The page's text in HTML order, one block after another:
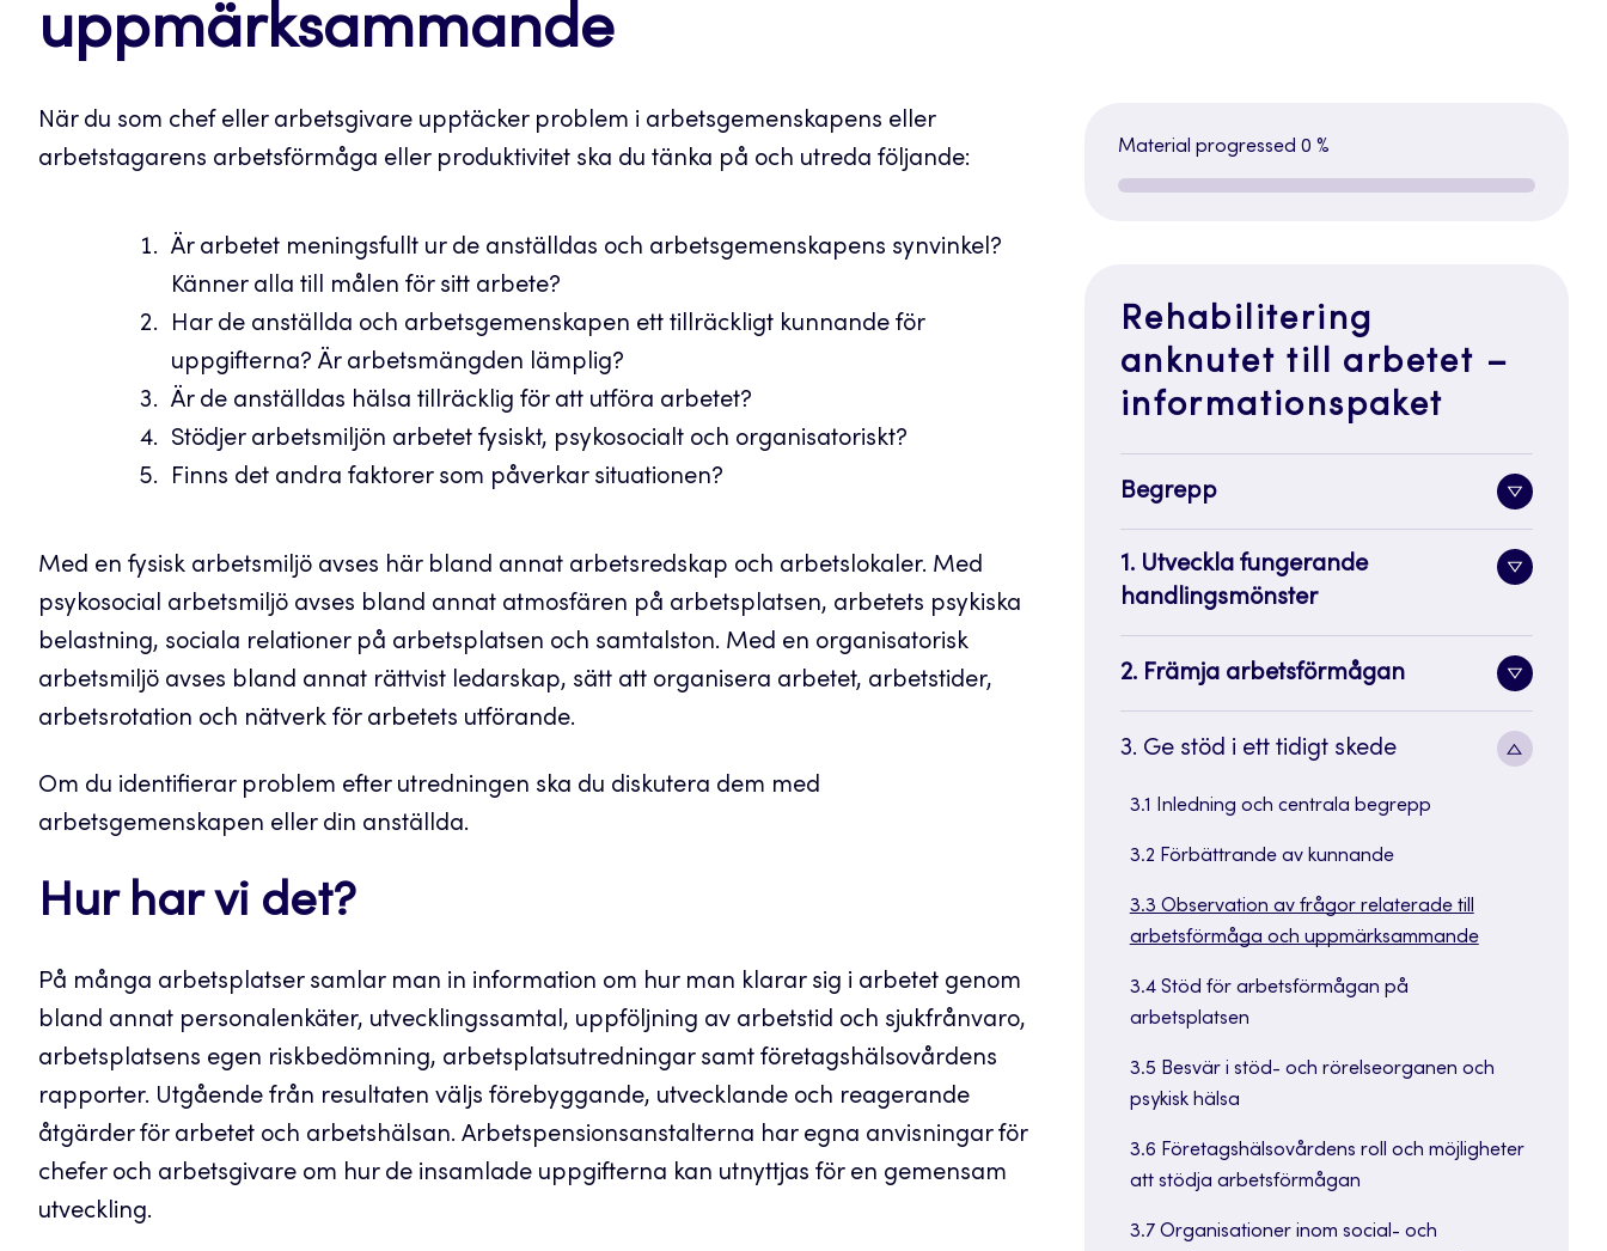
uppmärksammande
När du som chef eller arbetsgivare upptäcker problem i arbetsgemenskapens eller
arbetstagarens arbetsförmåga eller produktivitet ska du tänka på och utreda följande:
Är arbetet meningsfullt ur de anställdas och arbetsgemenskapens synvinkel?
Känner alla till målen för sitt arbete?
Har de anställda och arbetsgemenskapen ett tillräckligt kunnande för
uppgifterna? Är arbetsmängden lämplig?
Är de anställdas hälsa tillräcklig för att utföra arbetet?
Stödjer arbetsmiljön arbetet fysiskt, psykosocialt och organisatoriskt?
Finns det andra faktorer som påverkar situationen?
Med en fysisk arbetsmiljö avses här bland annat arbetsredskap och arbetslokaler. Med
psykosocial arbetsmiljö avses bland annat atmosfären på arbetsplatsen, arbetets psykiska
belastning, sociala relationer på arbetsplatsen och samtalston. Med en organisatorisk
arbetsmiljö avses bland annat rättvist ledarskap, sätt att organisera arbetet, arbetstider,
arbetsrotation och nätverk för arbetets utförande.
Om du identifierar problem efter utredningen ska du diskutera dem med
arbetsgemenskapen eller din anställda.
Hur har vi det?
På många arbetsplatser samlar man in information om hur man klarar sig i arbetet genom
bland annat personalenkäter, utvecklingssamtal, uppföljning av arbetstid och sjukfrånvaro,
arbetsplatsens egen riskbedömning, arbetsplatsutredningar samt företagshälsovårdens
rapporter. Utgående från resultaten väljs förebyggande, utvecklande och reagerande
åtgärder för arbetet och arbetshälsan. Arbetspensionsanstalterna har egna anvisningar för
chefer och arbetsgivare om hur de insamlade uppgifterna kan utnyttjas för en gemensam
utveckling.
Material progressed 0 %
Rehabilitering
anknutet till arbetet –
informationspaket
Begrepp
Toggle
1. Utveckla fungerande
handlingsmönster
Toggle
2. Främja arbetsförmågan
Toggle
3. Ge stöd i ett tidigt skede
Toggle
3.1 Inledning och centrala begrepp
3.2 Förbättrande av kunnande
3.3 Observation av frågor relaterade till
arbetsförmåga och uppmärksammande
3.4 Stöd för arbetsförmågan på
arbetsplatsen
3.5 Besvär i stöd- och rörelseorganen och
psykisk hälsa
3.6 Företagshälsovårdens roll och möjligheter
att stödja arbetsförmågan
3.7 Organisationer inom social- och